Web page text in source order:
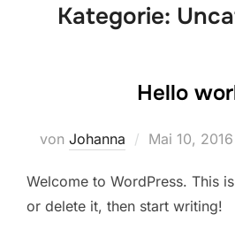
Kategorie:
Hello
von Johanna
Veröffentlicht
Mai 10, 2016
Welcome to WordPress. This
or delete it, then start writing!